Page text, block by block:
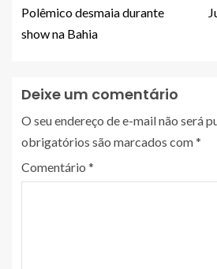
Polêmico desmaia durante
show na Bahia
Deixe um comentário
O seu endereço de e-mail não será
obrigatórios são marcados com*
Comentário *